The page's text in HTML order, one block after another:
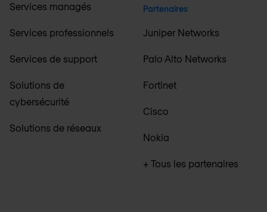
Services managés
Services professionnels
Services de support
Solutions de
cybersécurité
Solutions de réseaux
Partenaires
Juniper Networks
Palo Alto Networks
Fortinet
Cisco
Nokia
+ Tous les partenaires